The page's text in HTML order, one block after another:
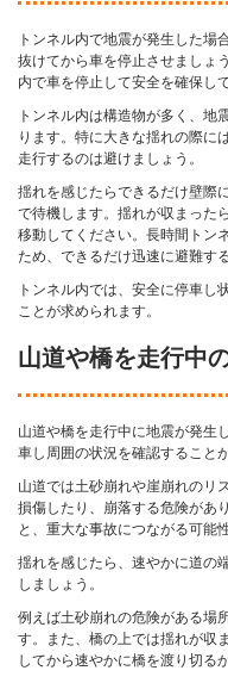
トンネル内で地震が発生した場
抜けてから車を停止させましょ
内で車を停止して安全を確保し
トンネル内は構造物が多く、地
ります。特に大きな揺れの際に
走行するのは避けましょう。
揺れを感じたらできるだけ壁際
で待機します。揺れが収まった
移動してください。長時間トン
ため、できるだけ迅速に避難す
トンネル内では、安全に停車し
ことが求められます。
山道や橋を走行中
山道や橋を走行中に地震が発生
車し周囲の状況を確認すること
山道では土砂崩れや崖崩れのリ
損傷したり、崩落する危険があ
と、重大な事故につながる可能
揺れを感じたら、速やかに道の
しましょう。
例えば土砂崩れの危険がある場
す。また、橋の上では揺れが収
してから速やかに橋を渡り切る